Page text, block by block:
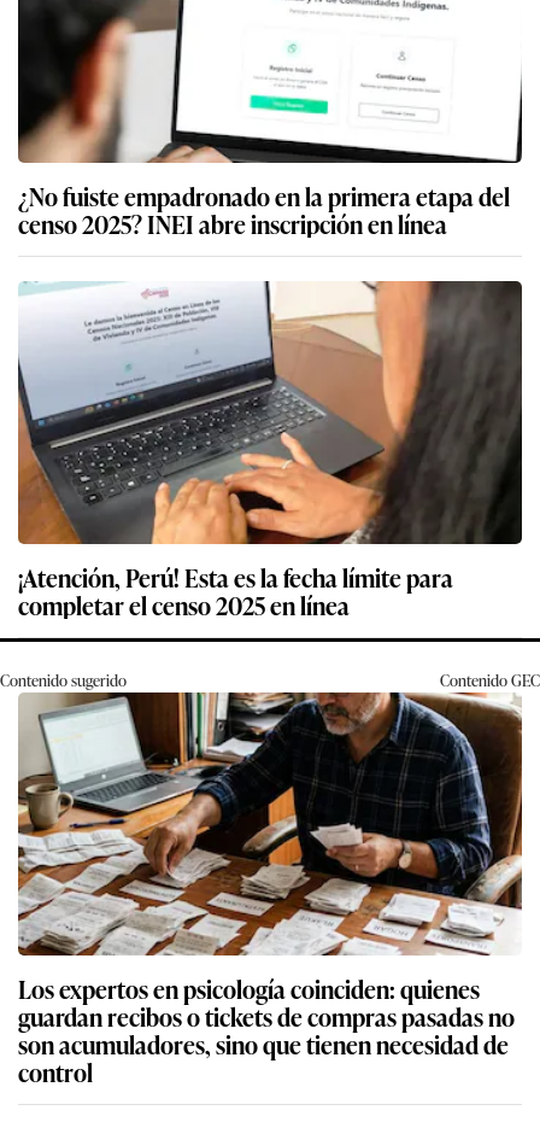
¿No fuiste empadronado en la primera etapa del
censo 2025? INEI abre inscripción en línea
¡Atención, Perú! Esta es la fecha límite para
completar el censo 2025 en línea
Contenido sugerido ContenidoGEC
Los expertos en psicología coinciden: quienes
guardan recibos o tickets de compras pasadas no
son acumuladores, sino que tienen necesidad de
control